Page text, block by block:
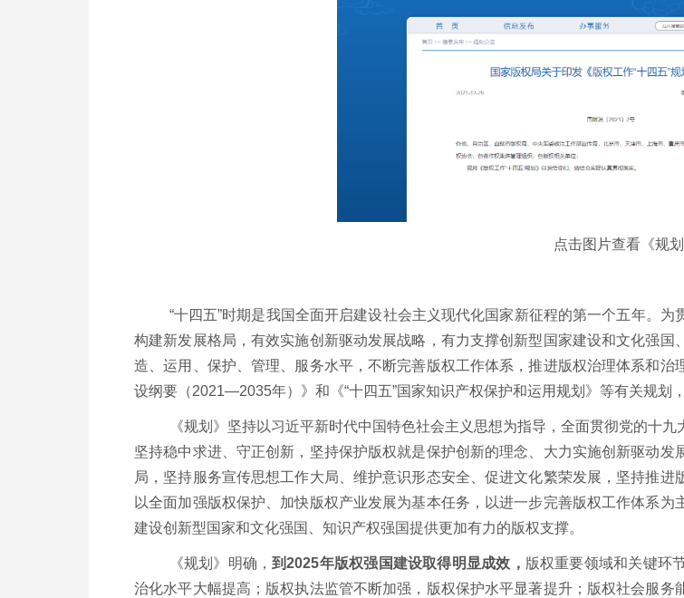
点击图片查看《规划
“十四五”时期是我国全面开启建设社会主义现代化国家新征程的第一个五年。
构建新发展格局，有效实施创新驱动发展战略，有力支撑创新型国家建设和文化强
造、运用、保护、管理、服务水平，不断完善版权工作体系，推进版权治理体系和
设纲要（2021—2035年）》和《“十四五”国家知识产权保护和运用规划》等有关规划
《规划》坚持以习近平新时代中国特色社会主义思想为指导，全面贯彻党的十
坚持稳中求进、守正创新，坚持保护版权就是保护创新的理念、大力实施创新驱动
局，坚持服务宣传思想工作大局、维护意识形态安全、促进文化繁荣发展，坚持推
以全面加强版权保护、加快版权产业发展为基本任务，以进一步完善版权工作体系为
建设创新型国家和文化强国、知识产权强国提供更加有力的版权支撑。
《规划》明确，到2025年版权强国建设取得明显成效， 版权重要领域和关键环
治化水平大幅提高；版权执法监管不断加强，版权保护水平显著提升；版权社会服